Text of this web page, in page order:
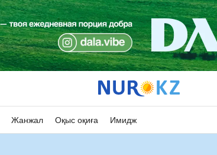
Жанжал Оқыс оқиға Имидж